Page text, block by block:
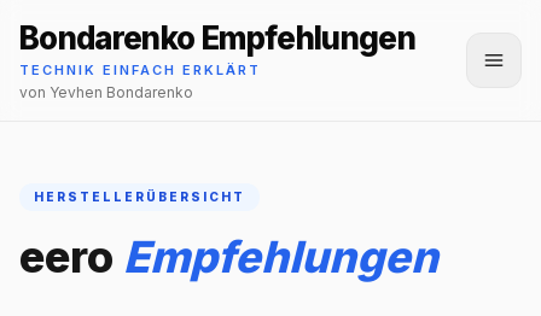
Bondarenko Empfehlungen
TECHNIK EINFACH ERKLÄRT
von Yevhen Bondarenko
HERSTELLERÜBERSICHT
eero Empfehlungen